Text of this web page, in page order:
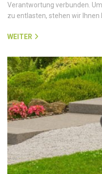
Verantwortung verbunden.
zu entlasten, stehen wir Ihnen
WEITER